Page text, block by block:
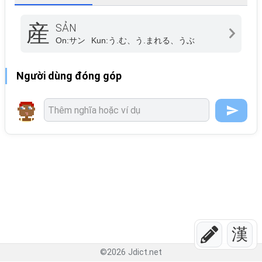
漢
産 SẢN
On:サン Kun:う.む、う.まれる、うぶ
Người dùng đóng góp
©2026 Jdict.net